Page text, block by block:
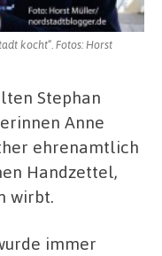
kocht“. Fotos: Horst
Stephan
Anne
ehrenamtlich
Handzettel,
wirbt.
immer